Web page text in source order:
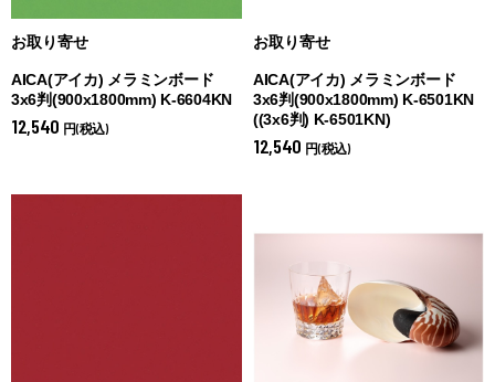
お取り寄せ
AICA(アイカ) メラミンボード
3x6判(900x1800mm) K-6604KN
12,540 円(税込)
お取り寄せ
AICA(アイカ) メラミンボード
3x6判(900x1800mm) K-6501KN
((3x6判) K-6501KN)
12,540 円(税込)